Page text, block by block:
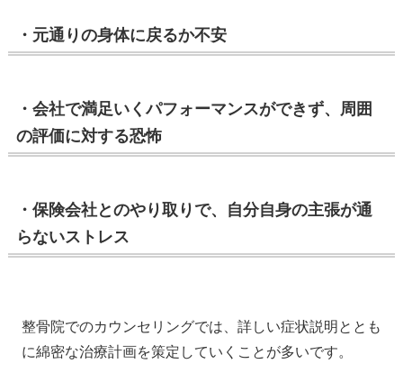
・元通りの身体に戻るか不安
・会社で満足いくパフォーマンスができず、周囲
の評価に対する恐怖
・保険会社とのやり取りで、自分自身の主張が通
らないストレス
整骨院でのカウンセリングでは、詳しい症状説明ととも
に綿密な治療計画を策定していくことが多いです。